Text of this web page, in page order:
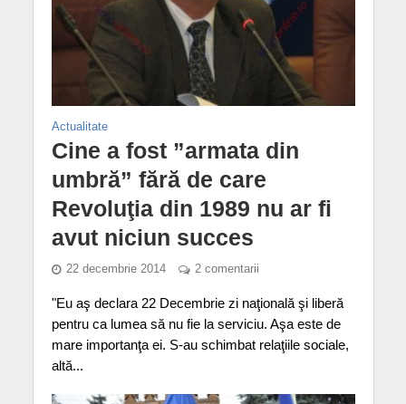
Actualitate
Cine a fost ”armata din
umbră” fără de care
Revoluţia din 1989 nu ar fi
avut niciun succes
22 decembrie 2014 2 comentarii
"Eu aş declara 22 Decembrie zi naţională şi liberă
pentru ca lumea să nu fie la serviciu. Aşa este de
mare importanţa ei. S-au schimbat relaţiile sociale,
altă...